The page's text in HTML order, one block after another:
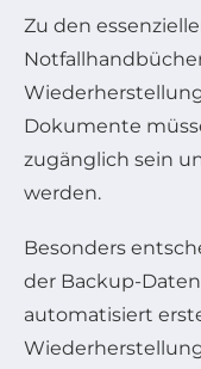
Zu den
Dokumente
zugänglich sein
werden.
Besonders
der Backup-
automatisiert